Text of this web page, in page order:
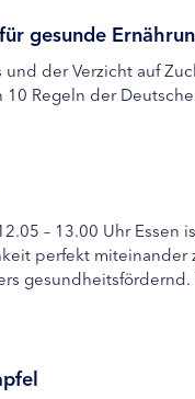
gesunde
der Verzicht auf
Regeln der
– 13.00 Uhr
perfekt